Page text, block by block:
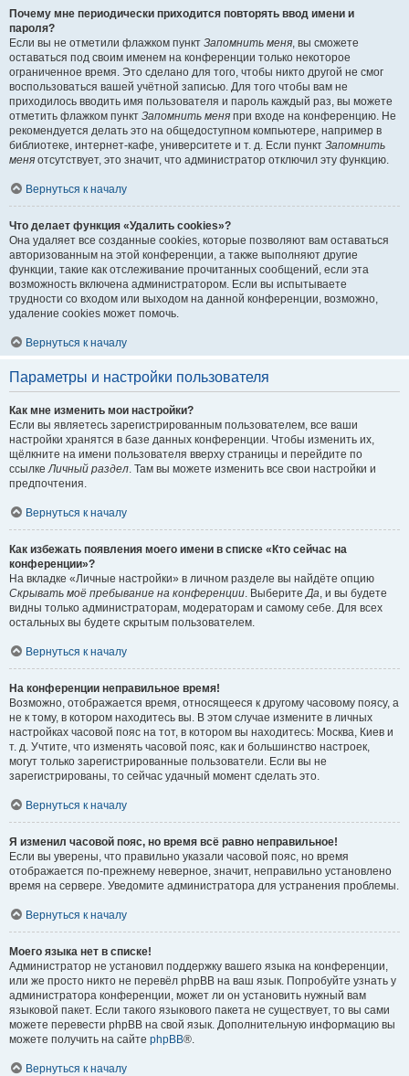
Почему мне периодически приходится повторять ввод имени и
пароля?
Если вы не отметили флажком пункт Запомнить меня, вы сможете
оставаться под своим именем на конференции только некоторое
ограниченное время. Это сделано для того, чтобы никто другой не смог
воспользоваться вашей учётной записью. Для того чтобы вам не
приходилось вводить имя пользователя и пароль каждый раз, вы можете
отметить флажком пункт Запомнить меня при входе на конференцию. Не
рекомендуется делать это на общедоступном компьютере, например в
библиотеке, интернет-кафе, университете и т. д. Если пункт Запомнить
меня отсутствует, это значит, что администратор отключил эту функцию.
Вернуться к началу
Что делает функция «Удалить cookies»?
Она удаляет все созданные cookies, которые позволяют вам оставаться
авторизованным на этой конференции, а также выполняют другие
функции, такие как отслеживание прочитанных сообщений, если эта
возможность включена администратором. Если вы испытываете
трудности со входом или выходом на данной конференции, возможно,
удаление cookies может помочь.
Вернуться к началу
Параметры и настройки пользователя
Как мне изменить мои настройки?
Если вы являетесь зарегистрированным пользователем, все ваши
настройки хранятся в базе данных конференции. Чтобы изменить их,
щёлкните на имени пользователя вверху страницы и перейдите по
ссылкеЛичный раздел. Там вы можете изменить все свои настройки и
предпочтения.
Вернуться к началу
Как избежать появления моего имени в списке «Кто сейчас на
конференции»?
На вкладке «Личные настройки» в личном разделе вы найдёте опцию
Скрывать моё пребывание на конференции. ВыберитеДа, и вы будете
видны только администраторам, модераторам и самому себе. Для всех
остальных вы будете скрытым пользователем.
Вернуться к началу
На конференции неправильное время!
Возможно, отображается время, относящееся к другому часовому поясу, а
не к тому, в котором находитесь вы. В этом случае измените в личных
настройках часовой пояс на тот, в котором вы находитесь: Москва, Киев и
т. д. Учтите, что изменять часовой пояс, как и большинство настроек,
могут только зарегистрированные пользователи. Если вы не
зарегистрированы, то сейчас удачный момент сделать это.
Вернуться к началу
Я изменил часовой пояс, но время всё равно неправильное!
Если вы уверены, что правильно указали часовой пояс, но время
отображается по-прежнему неверное, значит, неправильно установлено
время на сервере. Уведомите администратора для устранения проблемы.
Вернуться к началу
Моего языка нет в списке!
Администратор не установил поддержку вашего языка на конференции,
или же просто никто не перевёл phpBB на ваш язык. Попробуйте узнать у
администратора конференции, может ли он установить нужный вам
языковой пакет. Если такого языкового пакета не существует, то вы сами
можете перевести phpBB на свой язык. Дополнительную информацию вы
можете получить на сайте phpBB®.
Вернуться к началу